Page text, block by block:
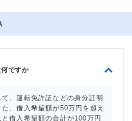
ですか
、運転免許証などの身分証明
、借入希望額が50万円を超え
借入希望額の合計が100万円